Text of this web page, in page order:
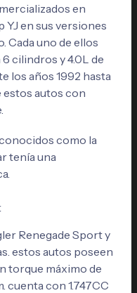
en
YJ en sus versiones
Cada uno de ellos
cilindros y 4.0L de
los años 1992 hasta
estos autos con
como la
tenía una
Renegade Sport y
estos autos poseen
torque máximo de
cuenta con 1.747CC